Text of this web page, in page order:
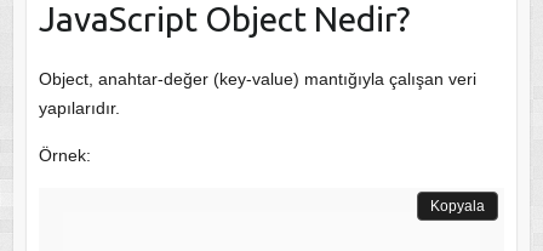
JavaScript Object Nedir?
Object, anahtar-değer (key-value) mantığıyla çalışan veri
yapılarıdır.
Örnek:
Kopyala